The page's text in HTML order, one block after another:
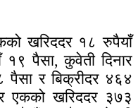
खरिददर १८ रुपैयाँ
पैसा, कुवेती दिनार
र बिक्रीदर ४६४
एकको खरिददर ३७३